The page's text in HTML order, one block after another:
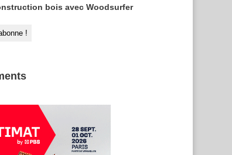
bois avec Woodsurfer